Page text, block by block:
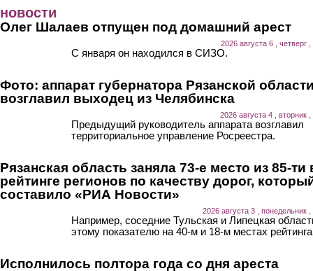
новости
Олег Шалаев отпущен под домашний арест
2026 августа 6 , четверг
С января он находился в СИЗО.
Фото: аппарат губернатора Рязанской
возглавил выходец из Челябинска
2026 августа 4 , вторник
Предыдущий руководитель аппарата возглавил
территориальное управление Росреестра.
Рязанская область заняла 73-е место из 85-ти
рейтинге регионов по качеству дорог,
составило «РИА Новости»
2026 августа 3 , понедельник ,
Например, соседние Тульская и Липецкая
этому показателю на 40-м и 18-м местах
Исполнилось полтора года со дня ареста